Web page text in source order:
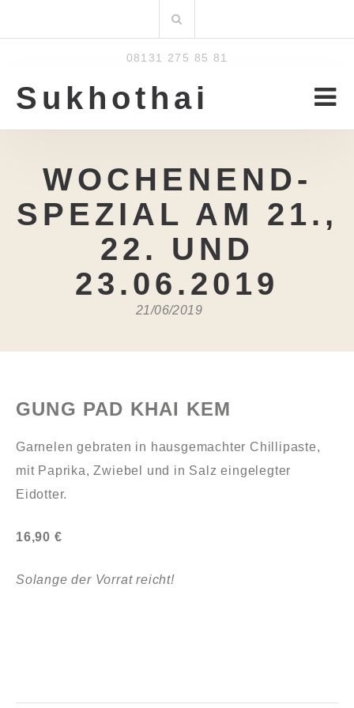
nach:
08131 275 85 81
Sukhothai
WOCHENEND-
SPEZIAL AM 21.,
22. UND
23.06.2019
21/06/2019
GUNG PAD KHAI KEM
Garnelen gebraten in hausgemachter Chillipaste,
mit Paprika, Zwiebel und in Salz eingelegter
Eidotter.
16,90 €
Solange der Vorrat reicht!